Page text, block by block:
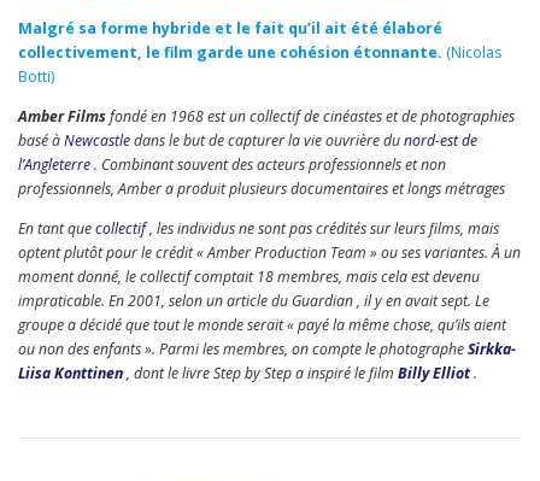
Malgré sa forme hybride et le fait qu’il ait été élaboré
collectivement, le film garde une cohésion étonnante. (Nicolas
Botti)
Amber Filmsfondé en 1968 est un collectif de cinéastes et de photographies
basé àNewcastledans le but de capturer la vie ouvrière dunord-est de
l’Angleterre. Combinant souvent des acteurs professionnels et non
professionnels, Amber a produit plusieurs documentaires et longs métrages
En tant quecollectif, les individus ne sont pas crédités sur leurs films, mais
optent plutôt pour le crédit « Amber Production Team » ou ses variantes. À un
moment donné, le collectif comptait 18 membres, mais cela est devenu
impraticable. En 2001, selon un article du Guardian , il y en avait sept. Le
groupe a décidé que tout le monde serait « payé la même chose, qu’ils aient
ou non des enfants ». Parmi les membres, on compte le photographeSirkka-
Liisa Konttinen, dont le livre Step by Step a inspiré le film Billy Elliot.